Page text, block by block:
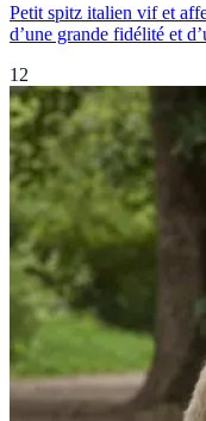
Petit spitz italien vif et
d’une grande fidélité et
12